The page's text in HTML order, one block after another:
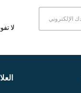
لا